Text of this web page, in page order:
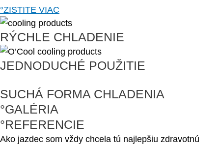
°ZISTITE VIAC
RÝCHLE CHLADENIE
JEDNODUCHÉ POUŽITIE
SUCHÁ FORMA CHLADENIA
°GALÉRIA
°REFERENCIE
Ako jazdec som vždy chcela tú najlepšiu zdravotnú